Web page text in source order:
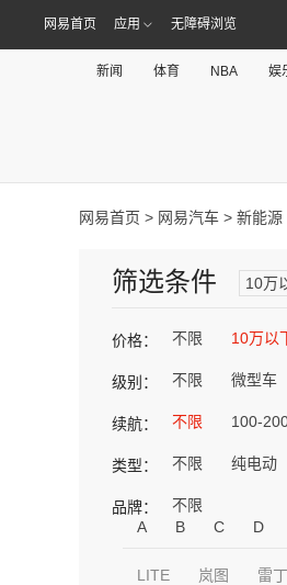
网易首页 应用 无障碍浏览
新闻 体育 NBA 娱
网易首页 > 网易汽车 > 新能源
筛选条件 10万
价格： 不限 10万以
级别： 不限 微型车
续航： 不限 100-
类型： 不限 纯电动
品牌：
不限
A
B C D
LITE 岚图 雷丁